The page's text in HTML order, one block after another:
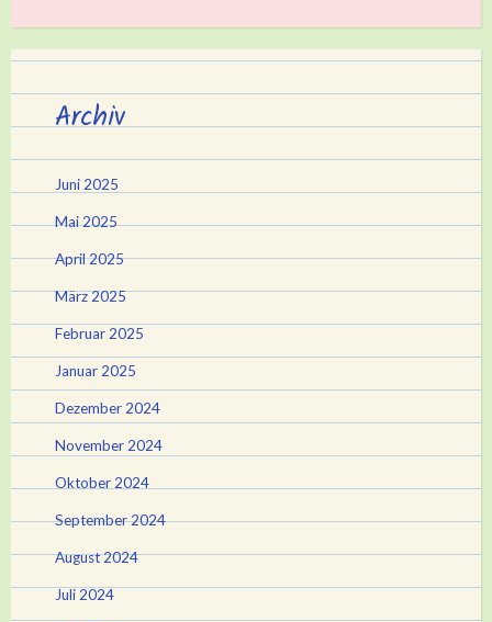
Archiv
Juni 2025
Mai 2025
April 2025
März 2025
Februar 2025
Januar 2025
Dezember 2024
November 2024
Oktober 2024
September 2024
August 2024
Juli 2024